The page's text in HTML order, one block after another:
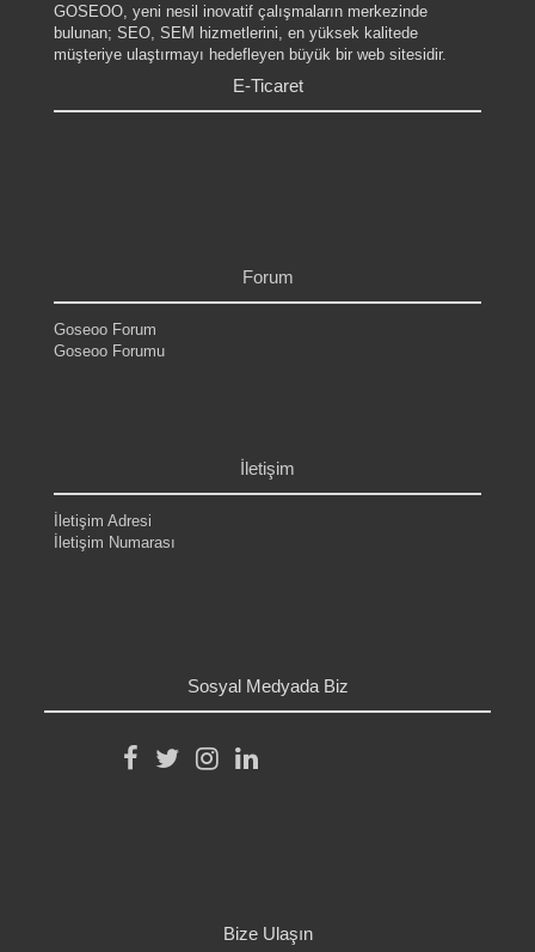
GOSEOO, yeni nesil inovatif çalışmaların merkezinde
bulunan; SEO, SEM hizmetlerini, en yüksek kalitede
müşteriye ulaştırmayı hedefleyen büyük bir web sitesidir.
E-Ticaret
Forum
Goseoo Forum
Goseoo Forumu
İletişim
İletişim Adresi
İletişim Numarası
Sosyal Medyada Biz
Bize Ulaşın